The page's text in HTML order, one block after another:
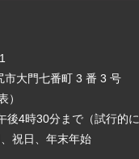
大門七番町 3 番 3 号
）
後4時30分まで（試行的
祝日、年末年始